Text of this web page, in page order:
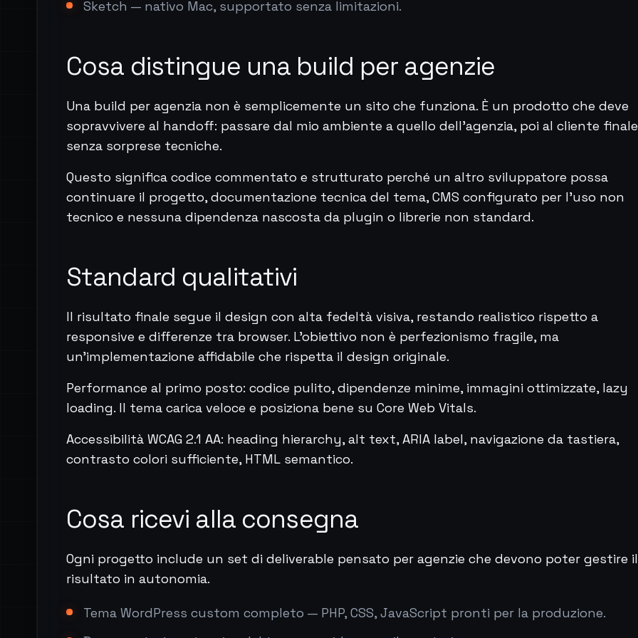
Sketch — nativo Mac, supportato senza limitazioni.
Cosa distingue una build per agenzie
Una build per agenzia non è semplicemente un sito che funziona. È un prodotto che deve
sopravvivere al handoff: passare dal mio ambiente a quello dell'agenzia, poi al cliente
senza sorprese tecniche.
Questo significa codice commentato e strutturato perché un altro sviluppatore possa
continuare il progetto, documentazione tecnica del tema, CMS configurato per l'uso non
tecnico e nessuna dipendenza nascosta da plugin o librerie non standard.
Standard qualitativi
Il risultato finale segue il design con alta fedeltà visiva, restando realistico rispetto a
responsive e differenze tra browser. L'obiettivo non è perfezionismo fragile, ma
un'implementazione affidabile che rispetta il design originale.
Performance al primo posto: codice pulito, dipendenze minime, immagini ottimizzate, lazy
loading. Il tema carica veloce e posiziona bene su Core Web Vitals.
Accessibilità WCAG 2.1 AA: heading hierarchy, alt text, ARIA label, navigazione da tastiera,
contrasto colori sufficiente, HTML semantico.
Cosa ricevi alla consegna
Ogni progetto include un set di deliverable pensato per agenzie che devono poter gestire il
risultato in autonomia.
Tema WordPress custom completo — PHP, CSS, JavaScript pronti per la produzione.